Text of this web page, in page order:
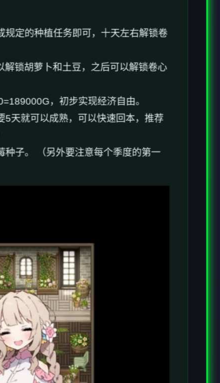
定的种植任务即可，十天左右解锁卷
锁胡萝卜和土豆，之后可以解锁卷心
，初步实现经济自由。
5天就可以成熟，可以快速回本，推荐
子。 （另外要注意每个季度的第一